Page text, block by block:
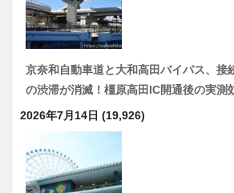
京奈和自動車道と大和高田バイパス、接
の渋滞が消滅！橿原高田IC開通後の実測
2026年7月14日 (19,926)